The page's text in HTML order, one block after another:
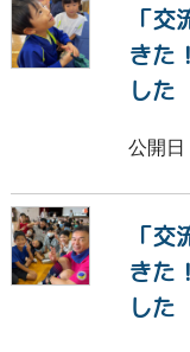
「
きた
した
公開日
「
きた
した